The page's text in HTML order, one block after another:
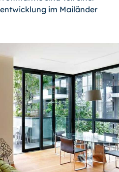
im Mailänder